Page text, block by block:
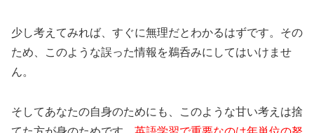
少し考えてみれば、すぐに無理だとわかるはずです。その
ため、このような誤った情報を鵜呑みにしてはいけませ
ん。
そしてあなたの自身のためにも、このような甘い考えは捨